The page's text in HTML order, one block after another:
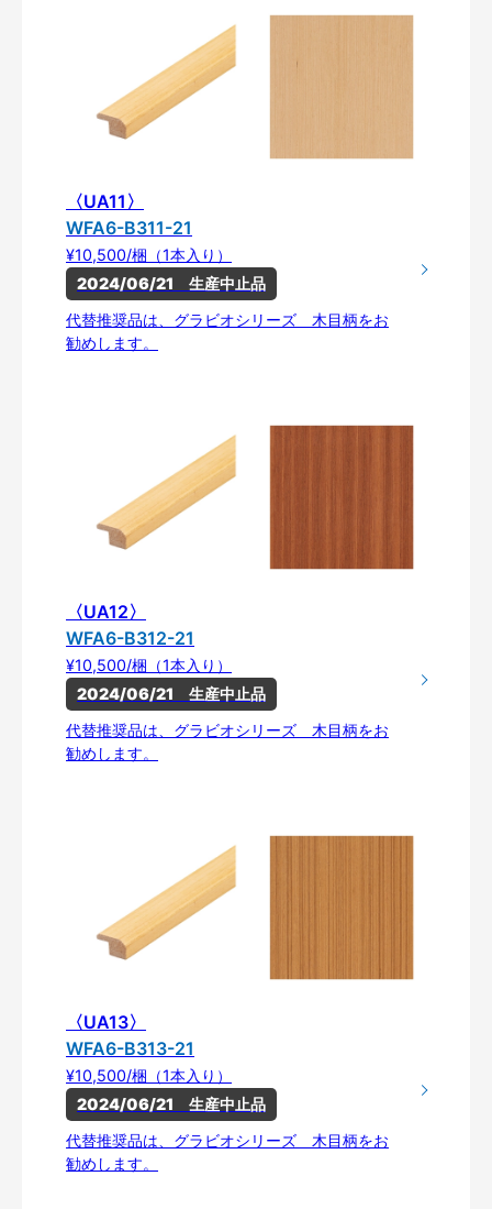
〈UA11〉
WFA6-B311-21
¥10,500/梱（1本入り）
2024/06/21　生産中止品
代替推奨品は、グラビオシリーズ 木目柄をお
勧めします。
〈UA12〉
WFA6-B312-21
¥10,500/梱（1本入り）
2024/06/21　生産中止品
代替推奨品は、グラビオシリーズ 木目柄をお
勧めします。
〈UA13〉
WFA6-B313-21
¥10,500/梱（1本入り）
2024/06/21　生産中止品
代替推奨品は、グラビオシリーズ 木目柄をお
勧めします。